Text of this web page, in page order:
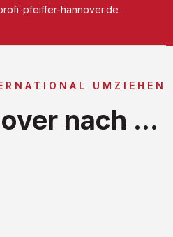
pfeiffer-hannover.de
UMZIEHEN
nach ...